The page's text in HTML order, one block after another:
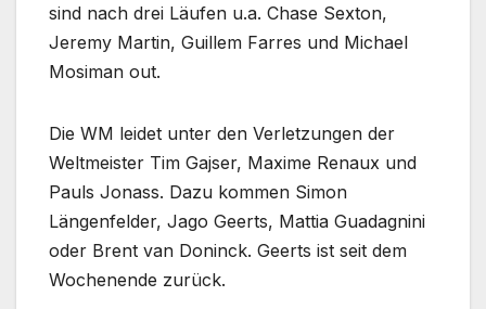
sind nach drei Läufen u.a. Chase Sexton,
Jeremy Martin, Guillem Farres und Michael
Mosiman out.
Die WM leidet unter den Verletzungen der
Weltmeister Tim Gajser, Maxime Renaux und
Pauls Jonass. Dazu kommen Simon
Längenfelder, Jago Geerts, Mattia Guadagnini
oder Brent van Doninck. Geerts ist seit dem
Wochenende zurück.